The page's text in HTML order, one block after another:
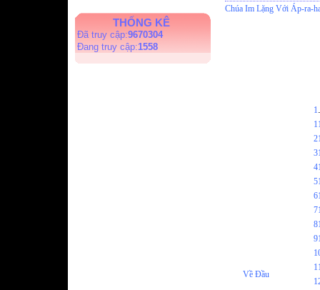
THỐNG KÊ
Đã truy cập:9670304
Đang truy cập:1558
Chúa Im Lặng Với Áp-ra-
Về Đầu
1.